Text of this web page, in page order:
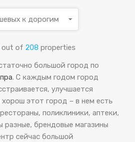
out of 208 properties
к дорогим
большой город по
. С каждым годом город
улучшается
этот город – в нем есть
поликлиники, аптеки,
разные, брендовые магазины
сейчас большой